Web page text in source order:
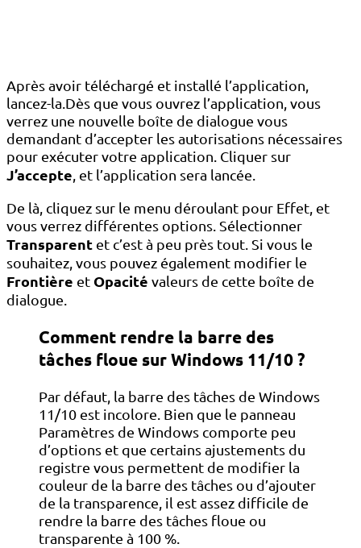
Après avoir téléchargé et installé l’application,
lancez-la.Dès que vous ouvrez l’application, vous
verrez une nouvelle boîte de dialogue vous
demandant d’accepter les autorisations nécessaires
pour exécuter votre application. Cliquer sur
J’accepte, et l’application sera lancée.
De là, cliquez sur le menu déroulant pour Effet, et
vous verrez différentes options. Sélectionner
Transparent et c’est à peu près tout. Si vous le
souhaitez, vous pouvez également modifier le
Frontière et Opacité valeurs de cette boîte de
dialogue.
Comment rendre la barre des
tâches floue sur Windows 11/10 ?
Par défaut, la barre des tâches de Windows
11/10 est incolore. Bien que le panneau
Paramètres de Windows comporte peu
d’options et que certains ajustements du
registre vous permettent de modifier la
couleur de la barre des tâches ou d’ajouter
de la transparence, il est assez difficile de
rendre la barre des tâches floue ou
transparente à 100 %.